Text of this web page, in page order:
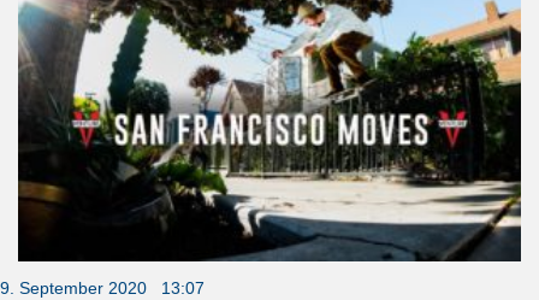
9. September 2020 13:07